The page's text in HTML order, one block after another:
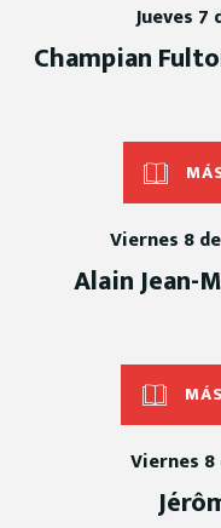
Jueves 7
Champian
Viernes 8
Alain Jean-
Viernes